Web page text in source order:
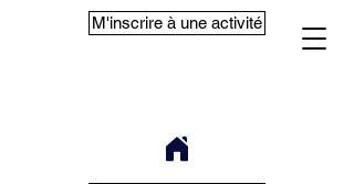
M'inscrire à une activité